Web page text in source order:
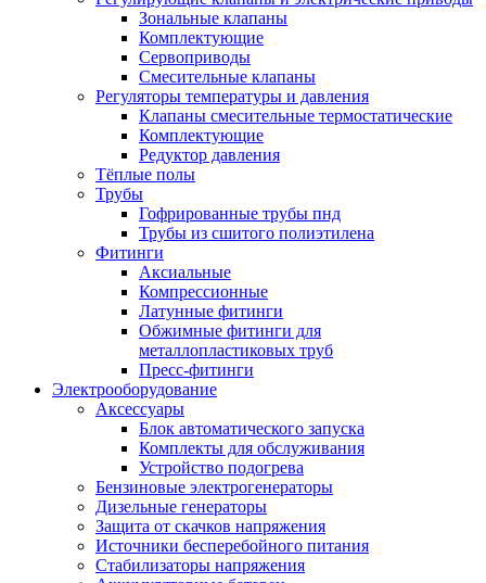
Зональные клапаны
Комплектующие
Сервоприводы
Смесительные клапаны
Регуляторы температуры и давления
Клапаны смесительные термостатические
Комплектующие
Редуктор давления
Тёплые полы
Трубы
Гофрированные трубы пнд
Трубы из сшитого полиэтилена
Фитинги
Аксиальные
Компрессионные
Латунные фитинги
Обжимные фитинги для
металлопластиковых труб
Пресс-фитинги
Электрооборудование
Аксессуары
Блок автоматического запуска
Комплекты для обслуживания
Устройство подогрева
Бензиновые электрогенераторы
Дизельные генераторы
Защита от скачков напряжения
Источники бесперебойного питания
Стабилизаторы напряжения